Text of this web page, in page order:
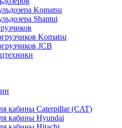
Komatsu
Shantui
Komatsu
JCB
кабины Caterpillar (CAT)
кабины Hyundai